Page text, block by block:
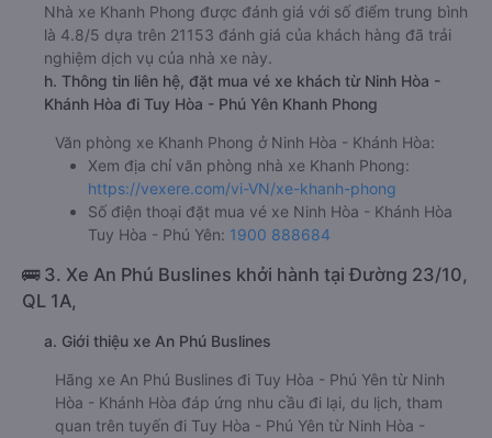
Nhà xe Khanh Phong được đánh giá với số điểm trung bình
là 4.8/5 dựa trên 21153 đánh giá của khách hàng đã trải
nghiệm dịch vụ của nhà xe này.
h. Thông tin liên hệ, đặt mua vé xe khách từ Ninh Hòa -
Khánh Hòa đi Tuy Hòa - Phú Yên Khanh Phong
Văn phòng xe Khanh Phong ở Ninh Hòa - Khánh Hòa:
Xem địa chỉ văn phòng nhà xe Khanh Phong:
https://vexere.com/vi-VN/xe-khanh-phong
Số điện thoại đặt mua vé xe Ninh Hòa - Khánh Hòa
Tuy Hòa - Phú Yên: 1900 888684
🚌 3. Xe An Phú Buslines khởi hành tại Đường 23/10,
QL 1A,
a. Giới thiệu xe An Phú Buslines
Hãng xe An Phú Buslines đi Tuy Hòa - Phú Yên từ Ninh
Hòa - Khánh Hòa đáp ứng nhu cầu đi lại, du lịch, tham
quan trên tuyến đi Tuy Hòa - Phú Yên từ Ninh Hòa -